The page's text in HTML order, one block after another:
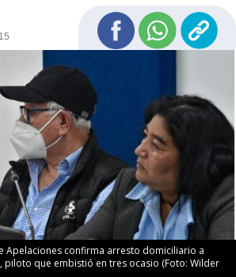
Apelaciones confirma arresto domiciliario a
piloto que embistió en tres ocasio (Foto: Wilder